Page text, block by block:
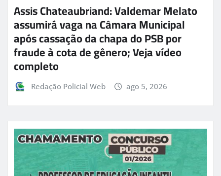
Assis Chateaubriand: Valdemar Melato
assumirá vaga na Câmara Municipal
após cassação da chapa do PSB por
fraude à cota de gênero; Veja vídeo
completo
Redação Policial Web ago 5, 2026